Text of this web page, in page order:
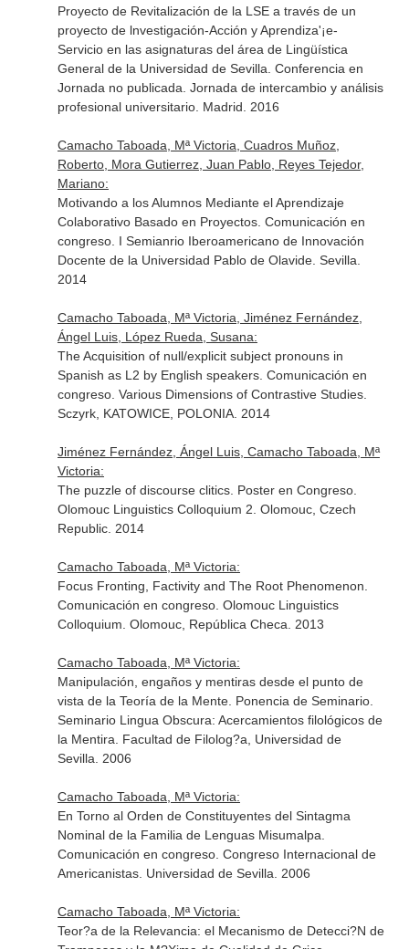
Proyecto de Revitalización de la LSE a través de un
proyecto de lnvestigación-Acción y Aprendiza'¡e-
Servicio en las asignaturas del área de Lingüística
General de la Universidad de Sevilla. Conferencia en
Jornada no publicada. Jornada de intercambio y análisis
profesional universitario. Madrid. 2016
Camacho Taboada, Mª Victoria, Cuadros Muñoz,
Roberto, Mora Gutierrez, Juan Pablo, Reyes Tejedor,
Mariano:
Motivando a los Alumnos Mediante el Aprendizaje
Colaborativo Basado en Proyectos. Comunicación en
congreso. I Semianrio Iberoamericano de Innovación
Docente de la Universidad Pablo de Olavide. Sevilla.
2014
Camacho Taboada, Mª Victoria, Jiménez Fernández,
Ángel Luis, López Rueda, Susana:
The Acquisition of null/explicit subject pronouns in
Spanish as L2 by English speakers. Comunicación en
congreso. Various Dimensions of Contrastive Studies.
Sczyrk, KATOWICE, POLONIA. 2014
Jiménez Fernández, Ángel Luis, Camacho Taboada, Mª
Victoria:
The puzzle of discourse clitics. Poster en Congreso.
Olomouc Linguistics Colloquium 2. Olomouc, Czech
Republic. 2014
Camacho Taboada, Mª Victoria:
Focus Fronting, Factivity and The Root Phenomenon.
Comunicación en congreso. Olomouc Linguistics
Colloquium. Olomouc, República Checa. 2013
Camacho Taboada, Mª Victoria:
Manipulación, engaños y mentiras desde el punto de
vista de la Teoría de la Mente. Ponencia de Seminario.
Seminario Lingua Obscura: Acercamientos filológicos de
la Mentira. Facultad de Filolog?a, Universidad de
Sevilla. 2006
Camacho Taboada, Mª Victoria:
En Torno al Orden de Constituyentes del Sintagma
Nominal de la Familia de Lenguas Misumalpa.
Comunicación en congreso. Congreso Internacional de
Americanistas. Universidad de Sevilla. 2006
Camacho Taboada, Mª Victoria:
Teor?a de la Relevancia: el Mecanismo de Detecci?N de